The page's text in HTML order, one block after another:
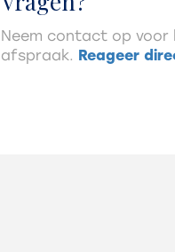
Neem contact op voor
afspraak. Reageer